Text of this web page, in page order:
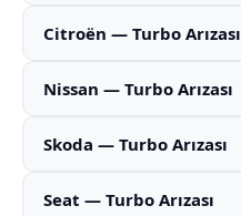
Citroën — Turbo Arızası
Nissan — Turbo Arızası
Skoda — Turbo Arızası
Seat — Turbo Arızası